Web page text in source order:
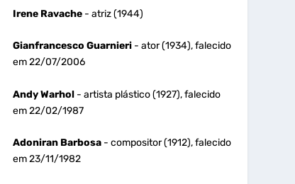
Irene Ravache- atriz (1944)
Gianfrancesco Guarnieri- ator (1934), falecido
em 22/07/2006
Andy Warhol- artista plástico (1927), falecido
em 22/02/1987
Adoniran Barbosa- compositor (1912), falecido
em 23/11/1982